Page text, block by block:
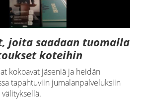
joita saadaan tuomalla
koteihin
kokoavat jäseniä ja heidän
tapahtuviin jumalanpalveluksiin